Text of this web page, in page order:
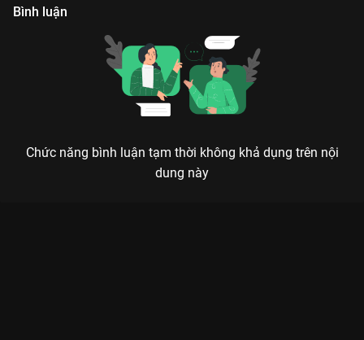
Bình luận
Chức năng bình luận tạm thời không khả dụng trên nội
dung này